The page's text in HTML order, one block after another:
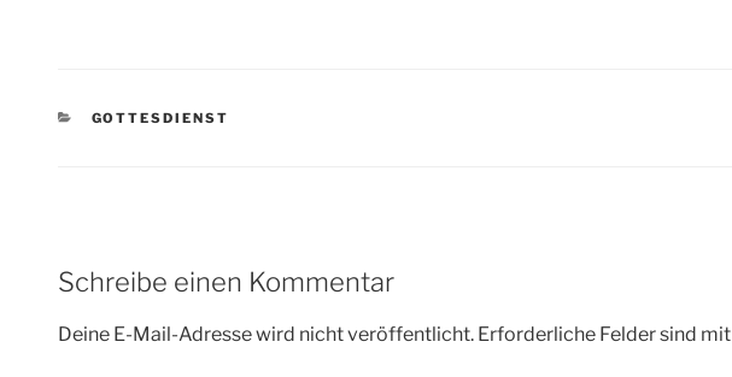
KATEGORIEN
GOTTESDIENST
Schreibe einen Kommentar
Deine E-Mail-Adresse wird nicht veröffentlicht. Erforderliche Felder sind mit